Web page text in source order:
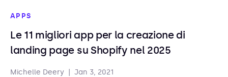
APPS
Le 11 migliori app per la creazione di
landing page su Shopify nel 2025
Michelle Deery Jan 3, 2021